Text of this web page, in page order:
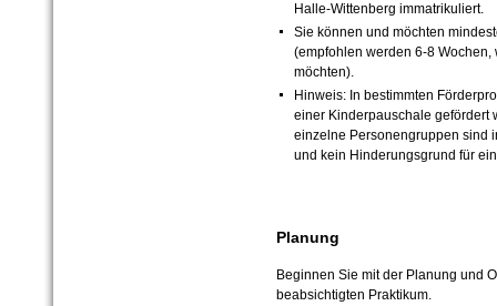
Halle-Wittenberg immatrikuliert.
Sie können und möchten
(empfohlen werden 6-8 Wochen,
möchten).
Hinweis: In bestimmten
einer Kinderpauschale gefördert
einzelne Personengruppen sind
und kein Hinderungsgrund für
Planung
Beginnen Sie mit der Planung und
beabsichtigten Praktikum.